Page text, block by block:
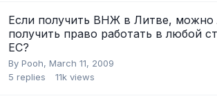
Если получить ВНЖ в Литве, можно
получить право работать в любой
ЕС?
By Pooh, March 11, 2009
5 replies 11k views